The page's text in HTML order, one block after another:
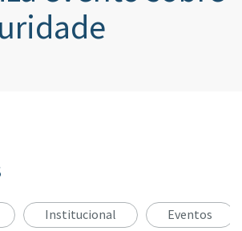
Institucional Eventos